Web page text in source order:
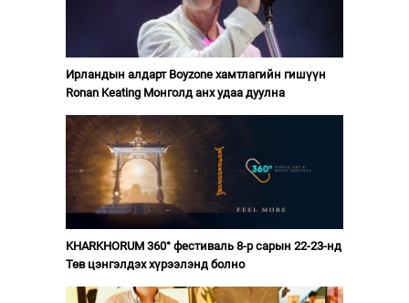
Ирландын алдарт Boyzone хамтлагийн гишүүн
Ronan Keating Монголд анх удаа дуулна
KHARKHORUM 360° фестиваль 8-р сарын 22-23-нд
Төв цэнгэлдэх хүрээлэнд болно